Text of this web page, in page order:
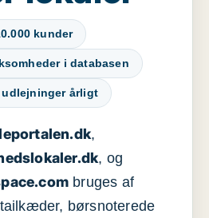
kunder
i databasen
udlejninger årligt
,
, og
bruges af
børsnoterede